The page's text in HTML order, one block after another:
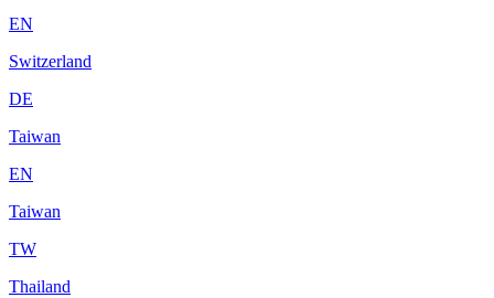
EN
Switzerland
DE
Taiwan
EN
Taiwan
TW
Thailand